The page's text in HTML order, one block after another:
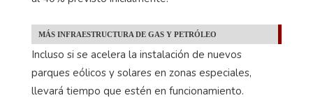
MÁS INFRAESTRUCTURA DE GAS Y PETRÓLEO
Incluso si se acelera la instalación de nuevos
parques eólicos y solares en zonas especiales,
llevará tiempo que estén en funcionamiento.